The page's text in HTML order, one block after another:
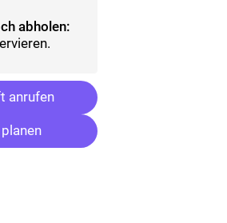
abholen:
anrufen